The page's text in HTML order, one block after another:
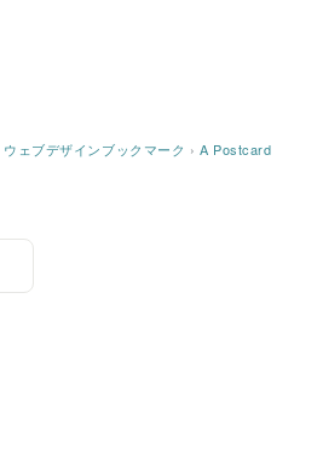
ウェブデザインブックマーク › A Postcard